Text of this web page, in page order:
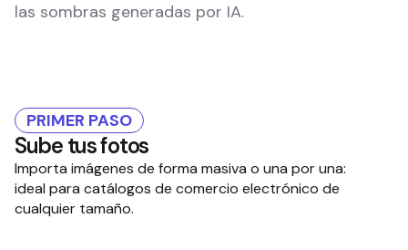
las sombras generadas por IA.
PRIMER PASO
Sube tus fotos
Importa imágenes de forma masiva o una por una:
ideal para catálogos de comercio electrónico de
cualquier tamaño.